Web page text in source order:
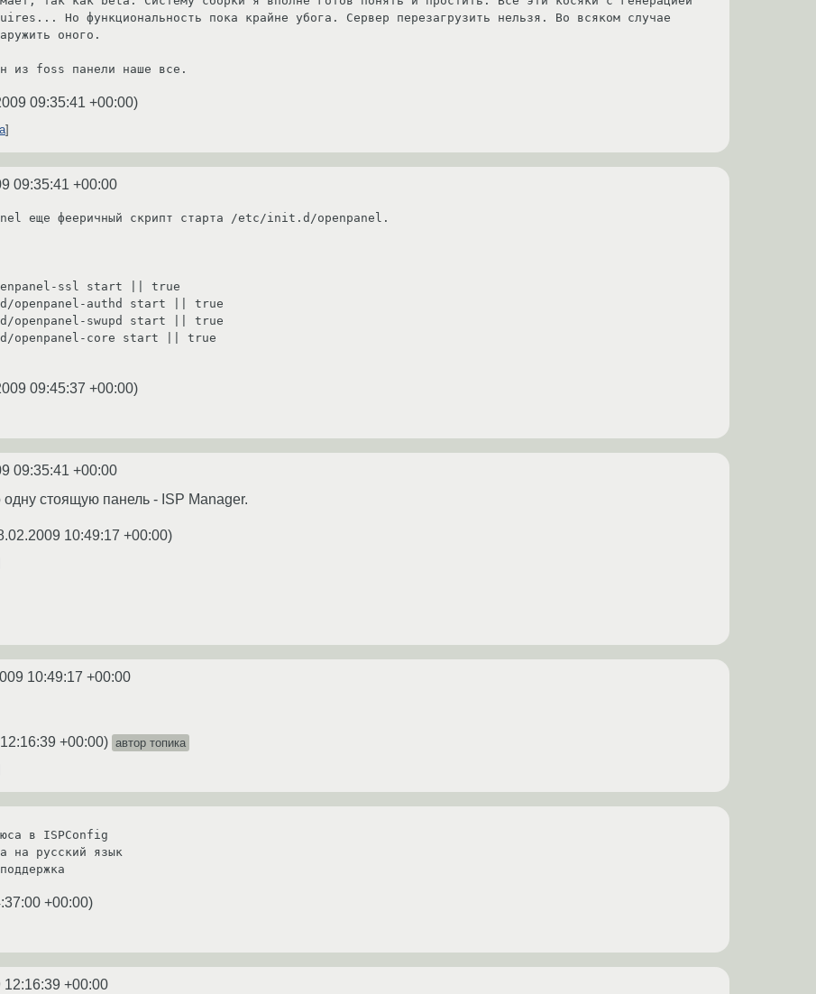
Но функциональность пока крайне убога. Сервер перезагрузить нельзя. Во всяком случае
оного.
из foss панели наше все.
09:35:41 +00:00)
09:35:41 +00:00
еще фееричный скрипт старта /etc/init.d/openpanel.
09:45:37 +00:00)
09:35:41 +00:00
одну стоящую панель - ISP Manager.
10:49:17 +00:00)
10:49:17 +00:00
+00:00) автор топика
в ISPConfig
на русский язык
+00:00)
12:16:39 +00:00